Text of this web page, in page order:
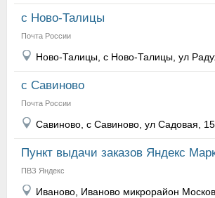
с Ново-Талицы
Почта России
Ново-Талицы, с Ново-Талицы, ул
с Савиново
Почта России
Савиново, с Савиново, ул Садовая, 15
Пункт выдачи заказов Яндекс
ПВЗ Яндекс
Иваново, Иваново микрорайон